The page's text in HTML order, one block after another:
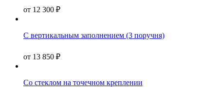
от 12 300 ₽
С вертикальным заполнением (3 поручня)
от 13 850 ₽
Со стеклом на точечном креплении